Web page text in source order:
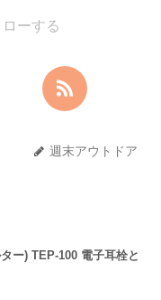
ーする
週末アウトドア
ー) TEP-100 電子耳栓と